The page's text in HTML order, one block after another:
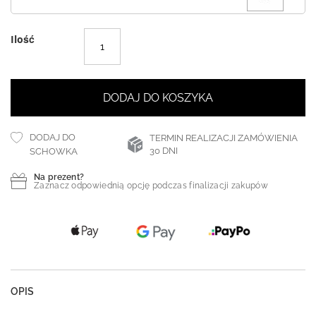
Ilość
DODAJ DO KOSZYKA
DODAJ DO
SCHOWKA
TERMIN REALIZACJI ZAMÓWIENIA
30 DNI
Na prezent?
Zaznacz odpowiednią opcję podczas finalizacji zakupów
OPIS